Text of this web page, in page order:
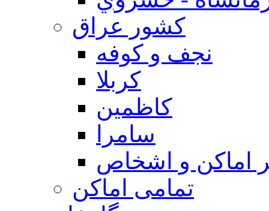
كشور عراق
نجف و كوفه
كربلا
كاظمين
سامرا
اماكن و اشخاص
تمامی اماکن